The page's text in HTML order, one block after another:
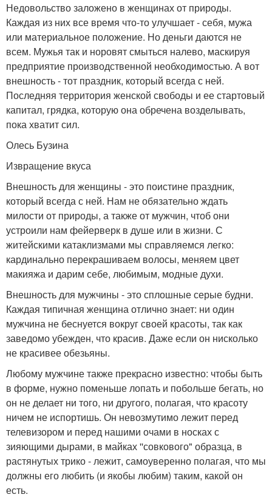
Недовольство заложено в женщинах от природы.
Каждая из них все время что-то улучшает - себя, мужа
или материальное положение. Но деньги даются не
всем. Мужья так и норовят смыться налево, маскируя
предприятие производственной необходимостью. А вот
внешность - тот праздник, который всегда с ней.
Последняя территория женской свободы и ее стартовый
капитал, грядка, которую она обречена возделывать,
пока хватит сил.
Олесь Бузина
Извращение вкуса
Внешность для женщины - это поистине праздник,
который всегда с ней. Нам не обязательно ждать
милости от природы, а также от мужчин, чтоб они
устроили нам фейерверк в душе или в жизни. С
житейскими катаклизмами мы справляемся легко:
кардинально перекрашиваем волосы, меняем цвет
макияжа и дарим себе, любимым, модные духи.
Внешность для мужчины - это сплошные серые будни.
Каждая типичная женщина отлично знает: ни один
мужчина не беснуется вокруг своей красоты, так как
заведомо убежден, что красив. Даже если он нисколько
не красивее обезьяны.
Любому мужчине также прекрасно известно: чтобы быть
в форме, нужно поменьше лопать и побольше бегать, но
он не делает ни того, ни другого, полагая, что красоту
ничем не испортишь. Он невозмутимо лежит перед
телевизором и перед нашими очами в носках с
зияющими дырами, в майках ''совкового" образца, в
растянутых трико - лежит, самоуверенно полагая, что мы
должны его любить (и якобы любим) таким, какой он
есть.